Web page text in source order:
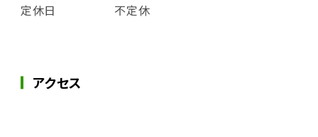
定休日 不定休
アクセス